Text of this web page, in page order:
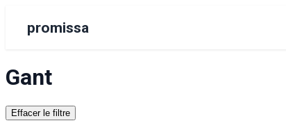
promissa
Gant
Effacer le filtre